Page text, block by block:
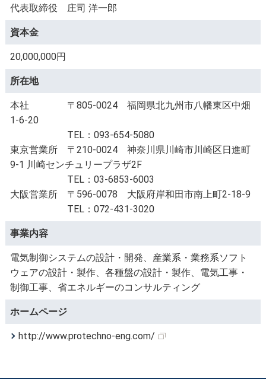
代表取締役 庄司 洋一郎
資本金
20,000,000円
所在地
本社 〒805-0024 福岡県北九州市八幡東区中畑
1-6-20
TEL：093-654-5080
東京営業所 〒210-0024 神奈川県川崎市川崎区日進町
9-1 川崎センチュリープラザ2F
TEL：03-6853-6003
大阪営業所 〒596-0078 大阪府岸和田市南上町2-18-9
TEL：072-431-3020
事業内容
電気制御システムの設計・開発、産業系・業務系ソフト
ウェアの設計・製作、各種盤の設計・製作、電気工事・
制御工事、省エネルギーのコンサルティング
ホームページ
http://www.protechno-eng.com/